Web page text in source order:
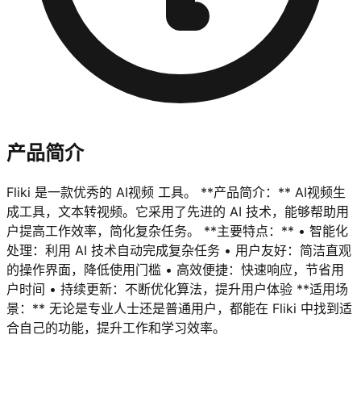
产品简介
Fliki 是一款优秀的 AI视频 工具。 **产品简介：** AI视频生
成工具，文本转视频。它采用了先进的 AI 技术，能够帮助用
户提高工作效率，简化复杂任务。 **主要特点：** • 智能化
处理：利用 AI 技术自动完成复杂任务 • 用户友好：简洁直观
的操作界面，降低使用门槛 • 高效便捷：快速响应，节省用
户时间 • 持续更新：不断优化算法，提升用户体验 **适用场
景：** 无论是专业人士还是普通用户，都能在 Fliki 中找到适
合自己的功能，提升工作和学习效率。